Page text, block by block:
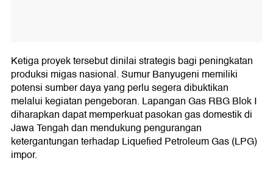
Ketiga proyek tersebut dinilai strategis bagi peningkatan
produksi migas nasional. Sumur Banyugeni memiliki
potensi sumber daya yang perlu segera dibuktikan
melalui kegiatan pengeboran. Lapangan Gas RBG Blok I
diharapkan dapat memperkuat pasokan gas domestik di
Jawa Tengah dan mendukung pengurangan
ketergantungan terhadap Liquefied Petroleum Gas (LPG)
impor.